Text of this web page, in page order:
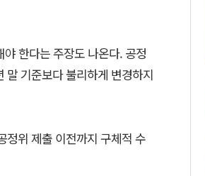
한다는 주장도 나온다. 공정
말 기준보다 불리하게 변경하지
정위 제출 이전까지 구체적 수